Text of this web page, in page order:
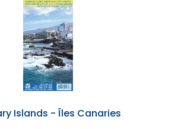
Islands - Îles Canaries